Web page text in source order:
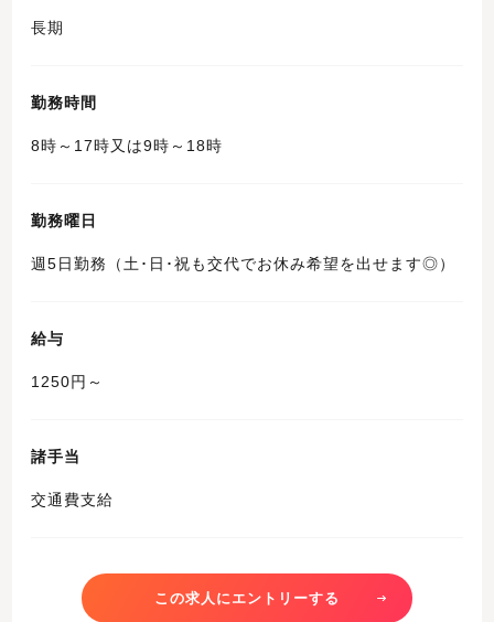
長期
勤務時間
8時～17時又は9時～18時
勤務曜日
週5日勤務（土･日･祝も交代でお休み希望を出せます◎）
給与
1250円～
諸手当
交通費支給
この求人にエントリーする